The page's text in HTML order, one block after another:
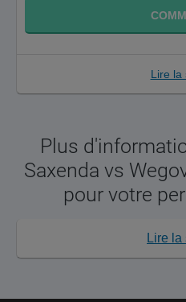
Lire la
Plus
Saxenda vs
pour votre
Lire la